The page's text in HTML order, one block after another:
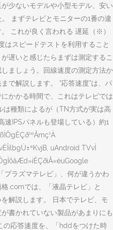
少ないモデルや小型モデル、安い
まずテレビとモニターの1番の違
これが良く言われる 遅延（※）
はスピードテストを利用すること
遅いと感じたらまずは測定するこ
ましょう。回線速度の測定方法か
で解説します。 “応答速度”は、パ
かかる時間で、これはテレビでは
は種類によるが（TN方式が実は高
速IPSパネルも登場している）約1
uAndroid TVvÌ
ビ」と「プラズマテレビ」、何が違うかわ
.comでは、「液晶テレビ」と
解説します。 日本でテレビ、モ
書かれていない製品があまりにも
の応答速度を、「hddをつけた時